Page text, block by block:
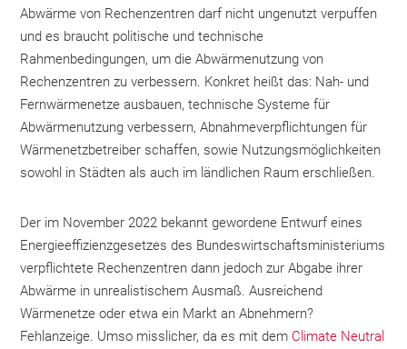
Abwärme von Rechenzentren darf nicht ungenutzt verpuffen
und es braucht politische und technische
Rahmenbedingungen, um die Abwärmenutzung von
Rechenzentren zu verbessern. Konkret heißt das: Nah- und
Fernwärmenetze ausbauen, technische Systeme für
Abwärmenutzung verbessern, Abnahmeverpflichtungen für
Wärmenetzbetreiber schaffen, sowie Nutzungsmöglichkeiten
sowohl in Städten als auch im ländlichen Raum erschließen.
Der im November 2022 bekannt gewordene Entwurf eines
Energieeffizienzgesetzes des Bundeswirtschaftsministeriums
verpflichtete Rechenzentren dann jedoch zur Abgabe ihrer
Abwärme in unrealistischem Ausmaß. Ausreichend
Wärmenetze oder etwa ein Markt an Abnehmern?
Fehlanzeige. Umso misslicher, da es mit dem Climate Neutral